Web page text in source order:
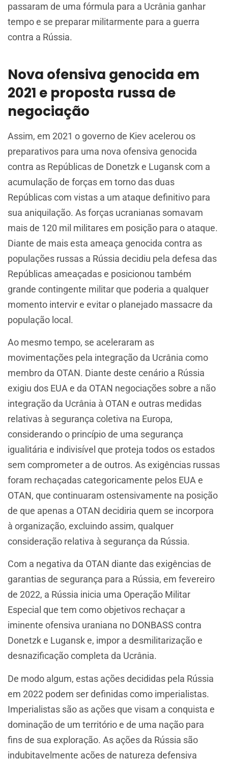
passaram de uma fórmula para a Ucrânia ganhar
tempo e se preparar militarmente para a guerra
contra a Rússia.
Nova ofensiva genocida em
2021 e proposta russa de
negociação
Assim, em 2021 o governo de Kiev acelerou os
preparativos para uma nova ofensiva genocida
contra as Repúblicas de Donetzk e Lugansk com a
acumulação de forças em torno das duas
Repúblicas com vistas a um ataque definitivo para
sua aniquilação. As forças ucranianas somavam
mais de 120 mil militares em posição para o ataque.
Diante de mais esta ameaça genocida contra as
populações russas a Rússia decidiu pela defesa das
Repúblicas ameaçadas e posicionou também
grande contingente militar que poderia a qualquer
momento intervir e evitar o planejado massacre da
população local.
Ao mesmo tempo, se aceleraram as
movimentações pela integração da Ucrânia como
membro da OTAN. Diante deste cenário a Rússia
exigiu dos EUA e da OTAN negociações sobre a não
integração da Ucrânia à OTAN e outras medidas
relativas à segurança coletiva na Europa,
considerando o princípio de uma segurança
igualitária e indivisível que proteja todos os estados
sem comprometer a de outros. As exigências russas
foram rechaçadas categoricamente pelos EUA e
OTAN, que continuaram ostensivamente na posição
de que apenas a OTAN decidiria quem se incorpora
à organização, excluindo assim, qualquer
consideração relativa à segurança da Rússia.
Com a negativa da OTAN diante das exigências de
garantias de segurança para a Rússia, em fevereiro
de 2022, a Rússia inicia uma Operação Militar
Especial que tem como objetivos rechaçar a
iminente ofensiva uraniana no DONBASS contra
Donetzk e Lugansk e, impor a desmilitarização e
desnazificação completa da Ucrânia.
De modo algum, estas ações decididas pela Rússia
em 2022 podem ser definidas como imperialistas.
Imperialistas são as ações que visam a conquista e
dominação de um território e de uma nação para
fins de sua exploração. As ações da Rússia são
indubitavelmente ações de natureza defensiva